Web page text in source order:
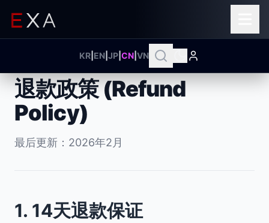
KR EN JP CN VN
退款政策 (Refund
Policy)
最后更新：2026年2月
1. 14天退款保证